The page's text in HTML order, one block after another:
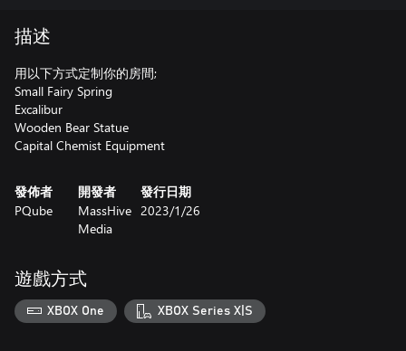
描述
用以下方式定制你的房間;
Small Fairy Spring
Excalibur
Wooden Bear Statue
Capital Chemist Equipment
發佈者
PQube
開發者
MassHive
Media
發行日期
2023/1/26
遊戲方式
XBOX One XBOX Series X|S